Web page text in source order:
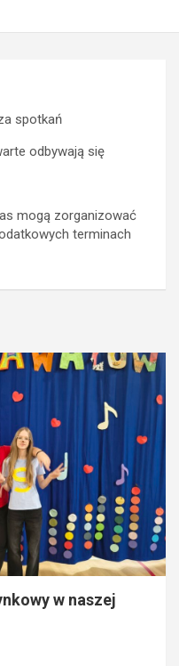
spotkań
odbywają się
mogą zorganizować
terminach
w naszej